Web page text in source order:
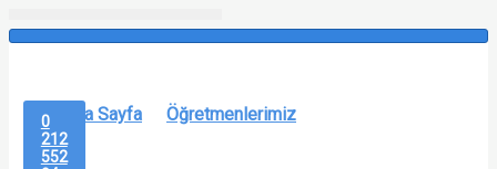
Ana Sayfa Öğretmenlerimiz
0
212
552